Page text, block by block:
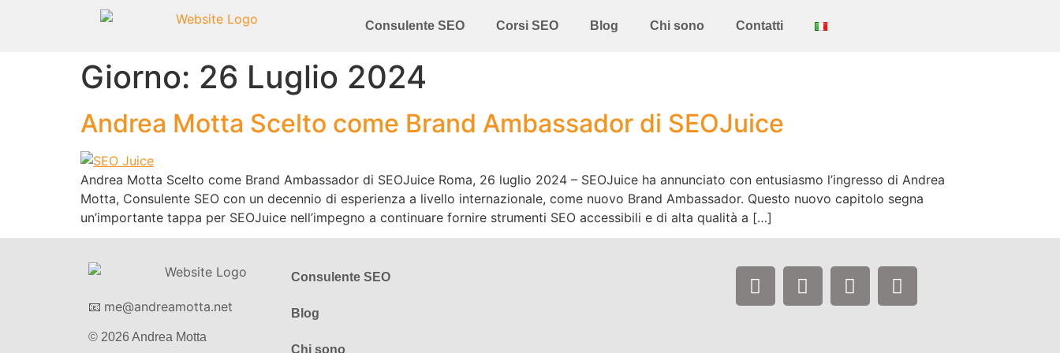
Consulente SEO Corsi SEO Blog Chi sono Contatti
Giorno: 26 Luglio 2024
Andrea Motta Scelto come Brand Ambassador di SEOJuice
Andrea Motta Scelto come Brand Ambassador di SEOJuice Roma, 26 luglio 2024 – SEOJuice ha annunciato con entusiasmo l’ingresso di Andrea
Motta, Consulente SEO con un decennio di esperienza a livello internazionale, come nuovo Brand Ambassador. Questo nuovo capitolo segna
un’importante tappa per SEOJuice nell’impegno a continuare fornire strumenti SEO accessibili e di alta qualità a […]
📧 me@andreamotta.net
© 2026 Andrea Motta
Consulente SEO
Blog
Chi sono